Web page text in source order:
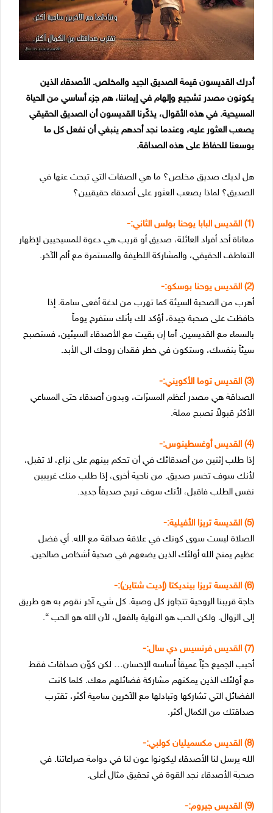
أدرك القديسون قيمة الصديق الجيد والمخلص. الأصدقاء الذين
يكونون مصدر تشجيع وإلهام في إيماننا، هم جزء أساسي من الحياة
المسيحية. في هذه الأقوال، يذكّرنا القديسون أن الصديق الحقيقي
يصعب العثور عليه، وعندما نجد أحدهم ينبغي أن نفعل كل ما
بوسعنا للحفاظ على هذه الصداقة.
هل لديك صديق مخلص؟ ما هي الصفات التي تبحث عنها في
الصديق؟ لماذا يصعب العثور على أصدقاء حقيقيين؟
(1) القديس البابا يوحنا بولس الثاني:-
معاناة أحد أفراد العائلة، صديق أو قريب هي دعوة للمسيحيين لإظهار
التعاطف الحقيقي، والمشاركة اللطيفة والمستمرة مع ألم الآخر.
(2) القديس يوحنا بوسكو:-
أهرب من الصحبة السيئة كما تهرب من لدغة أفعى سامة. إذا
حافظت على صحبة جيدة، أؤكد لك بأنك ستفرح يوماً
بالسماء مع القديسين. أما إن بقيت مع الأصدقاء السيئين، فستصبح
سيئاً بنفسك، وستكون في خطر فقدان روحك الى الأبد.
(3) القديس توما الأكويني:-
الصداقة هي مصدر أعظم المسرّات، وبدون أصدقاء حتى المساعي
الأكثر قبولاً تصبح مملة.
(4) القديس أوغسطينوس:-
إذا طلب إثنين من أصدقائك في أن تحكم بينهم على نزاع، لا تقبل،
لأنك سوف تخسر صديق. من ناحية أخرى، إذا طلب منك غريبين
نفس الطلب فاقبل، لأنك سوف تربح صديقاً جديد.
(5) القديسة تريزا الأفيلية:-
الصلاة ليست سوى كونك في علاقة صداقة مع الله. أي فضل
عظيم يمنح الله أولئك الذين يضعهم في صحبة أشخاص صالحين.
(6) القديسة تريزا بينديكتا (إديت شتاين):-
حاجة قريبنا الروحية تتجاوز كل وصية. كل شيء آخر نقوم به هو طريق
إلى الزوال. ولكن الحب هو النهاية بالفعل، لأن الله هو الحب “.
(7) القديس فرنسيس دي سال:-
أحبب الجميع حبّاً عميقاُ أساسه الإحسان… لكن كوّن صداقات فقط
مع أولئك الذين يمكنهم مشاركة فضائلهم معك. كلما كانت
الفضائل التي تشاركها وتبادلها مع الآخرين سامية أكثر، تقترب
صداقتك من الكمال أكثر.
(8) القديس مكسميليان كولبي:-
الله يرسل لنا الأصدقاء ليكونوا عون لنا في دوامة صراعاتنا. في
صحبة الأصدقاء نجد القوة في تحقيق مثال أعلى.
(9) القديس جيروم:-